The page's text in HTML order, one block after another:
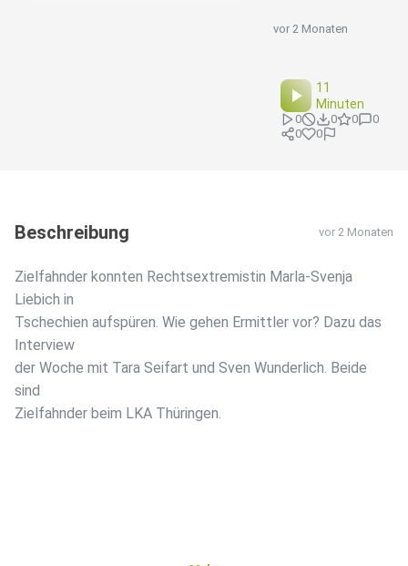
vor 2 Monaten
11
Minuten
0 0 0
0
0
0
Beschreibung vor 2 Monaten
Zielfahnder konnten Rechtsextremistin Marla-Svenja
Liebich in
Tschechien aufspüren. Wie gehen Ermittler vor? Dazu das
Interview
der Woche mit Tara Seifart und Sven Wunderlich. Beide
sind
Zielfahnder beim LKA Thüringen.